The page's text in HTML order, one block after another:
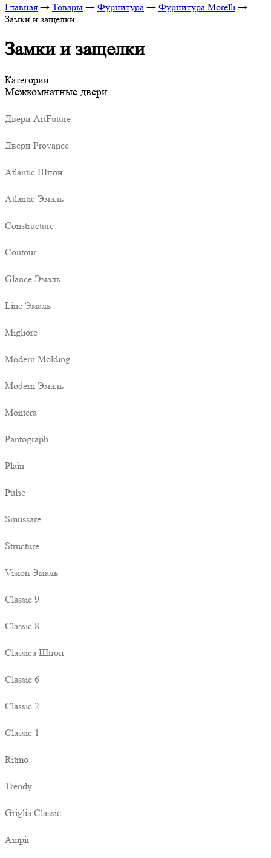
Главная → Товары → Фурнитура → Фурнитура Morelli →
Замки и защелки
Замки и защелки
Категории
Межкомнатные двери
Двери ArtFuture
Двери Provance
Atlantic Шпон
Atlantic Эмаль
Constructure
Contour
Glance Эмаль
Line Эмаль
Migliore
Modern Molding
Modern Эмаль
Montera
Pantograph
Plain
Pulse
Smussare
Structure
Vision Эмаль
Classic 9
Classic 8
Classica Шпон
Classic 6
Classic 2
Classic 1
Ritmo
Trendy
Griglia Classic
Ampir